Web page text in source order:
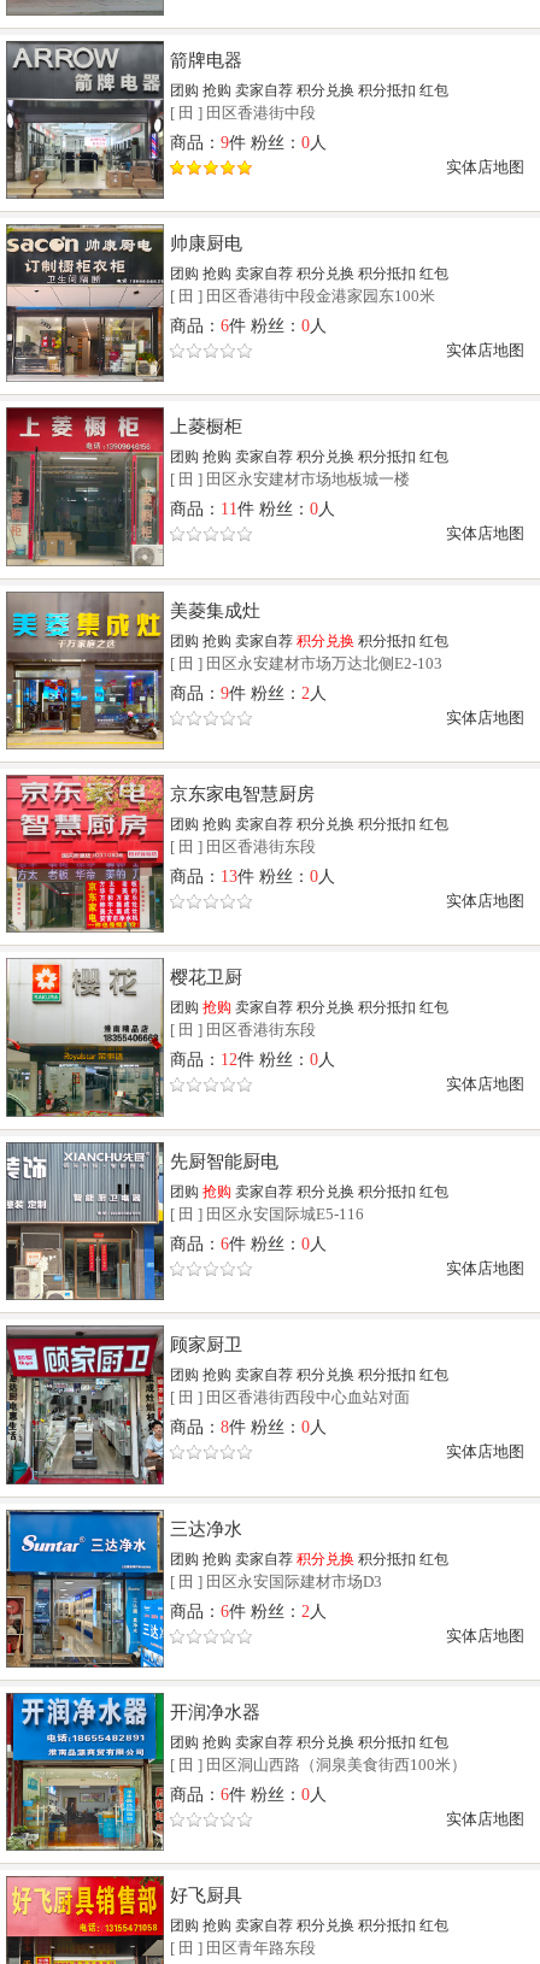
箭牌电器
团购 抢购 卖家自荐 积分兑换 积分抵扣 红包
[ 田 ] 田区香港街中段
商品：9件 粉丝：0 人
实体店地图
帅康厨电
团购 抢购 卖家自荐 积分兑换 积分抵扣 红包
[ 田 ] 田区香港街中段金港家园东100米
商品：6件 粉丝：0 人
实体店地图
上菱橱柜
团购 抢购 卖家自荐 积分兑换 积分抵扣 红包
[ 田 ] 田区永安建材市场地板城一楼
商品： 11件 粉丝：0人
实体店地图
美菱集成灶
团购 抢购 卖家自荐 积分兑换 积分抵扣 红包
[ 田 ] 田区永安建材市场万达北侧E2-103
商品：9件 粉丝： 2 人
实体店地图
京东家电智慧厨房
团购 抢购 卖家自荐 积分兑换 积分抵扣 红包
[ 田 ] 田区香港街东段
商品： 13件 粉丝：0人
实体店地图
樱花卫厨
团购 抢购 卖家自荐 积分兑换 积分抵扣 红包
[ 田 ] 田区香港街东段
商品： 12件 粉丝：0人
实体店地图
先厨智能厨电
团购 抢购 卖家自荐 积分兑换 积分抵扣 红包
[ 田 ] 田区永安国际城E5-116
商品：6件 粉丝：0 人
实体店地图
顾家厨卫
团购 抢购 卖家自荐 积分兑换 积分抵扣 红包
[ 田 ] 田区香港街西段中心血站对面
商品：8件 粉丝：0人
实体店地图
三达净水
团购 抢购 卖家自荐 积分兑换 积分抵扣 红包
[ 田 ] 田区永安国际建材市场D3
商品：6件 粉丝： 2 人
实体店地图
开润净水器
团购 抢购 卖家自荐 积分兑换 积分抵扣 红包
[ 田 ] 田区洞山西路（洞泉美食街西100米）
商品：6件 粉丝：0人
实体店地图
好飞厨具
团购 抢购 卖家自荐 积分兑换 积分抵扣 红包
[ 田 ] 田区青年路东段